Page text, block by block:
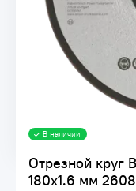
Отрезной круг
180x1.6 мм
В наличии